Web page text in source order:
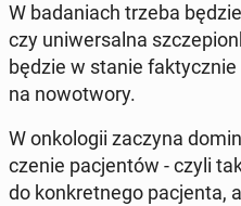
W ba­da­niach trzeba
czy uni­wer­sal­na
będzie w stanie
na no­wo­two­ry.
W on­ko­lo­gii zaczyna
cze­nie pa­cjen­tów - czyli
do kon­kret­ne­go pa­cjen­ta,